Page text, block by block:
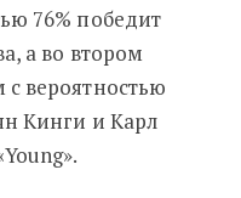
76% победит
а во втором
вероятностью
Кинги и Карл